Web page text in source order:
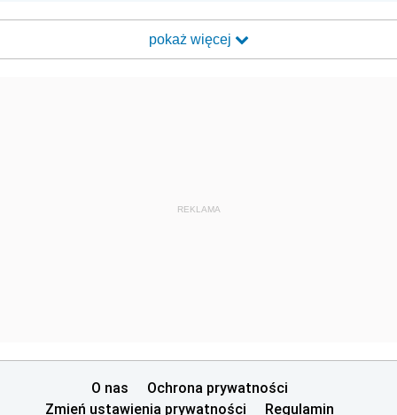
pokaż więcej
REKLAMA
O nas
Ochrona prywatności
Zmień ustawienia prywatności
Regulamin